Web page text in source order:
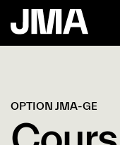
OPTION JMA-GE